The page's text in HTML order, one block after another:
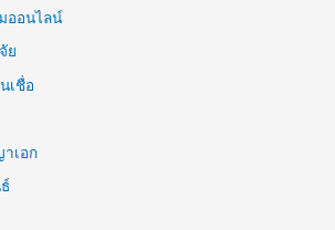
ออนไลน์
ย
เชื่อ
เอก